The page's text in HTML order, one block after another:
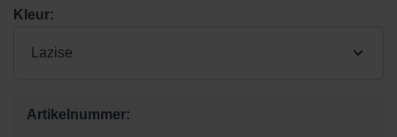
Kleur:
Lazise
Artikelnummer: